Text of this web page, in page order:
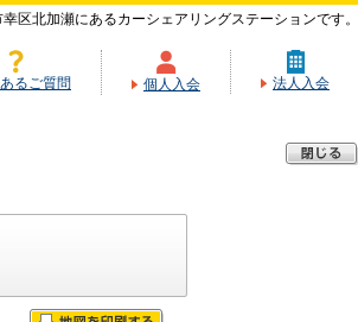
区北加瀬にあるカーシェアリングステーションです。
るご質問 個人入会 法人入会